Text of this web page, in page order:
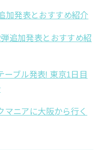
加発表とおすすめ紹介
追加発表とおすすめ紹
ーブル発表! 東京1日目
マニアに大阪から行く